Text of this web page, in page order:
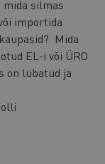
mida silmas
importida
Mida
EL-i või ÜRO
on lubatud ja